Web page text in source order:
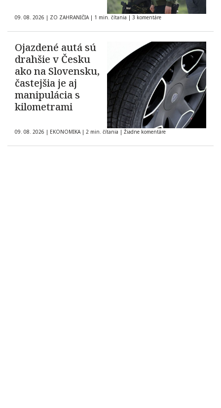
09. 08. 2026 | ZO ZAHRANIČIA | 1 min. čítania | 3 komentáre
Ojazdené autá sú
drahšie v Česku
ako na Slovensku,
častejšia je aj
manipulácia s
kilometrami
09. 08. 2026 | EKONOMIKA | 2 min. čítania | Žiadne komentáre